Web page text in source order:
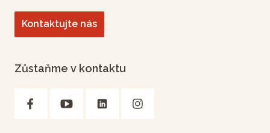
Kontaktujte nás
Zůstaňme v kontaktu